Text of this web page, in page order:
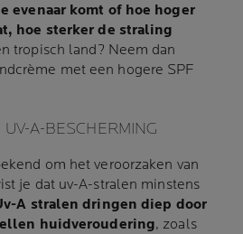
evenaar komt of hoe hoger
hoe sterker de straling
tropisch land? Neem dan
met een hogere SPF
A-BESCHERMING
om het veroorzaken van
je dat uv-A-stralen minstens
A stralen dringen diep door
huidveroudering, zoals